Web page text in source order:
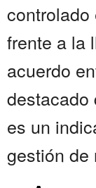
controlado
frente a la
acuerdo
destacado
es un
gestión de